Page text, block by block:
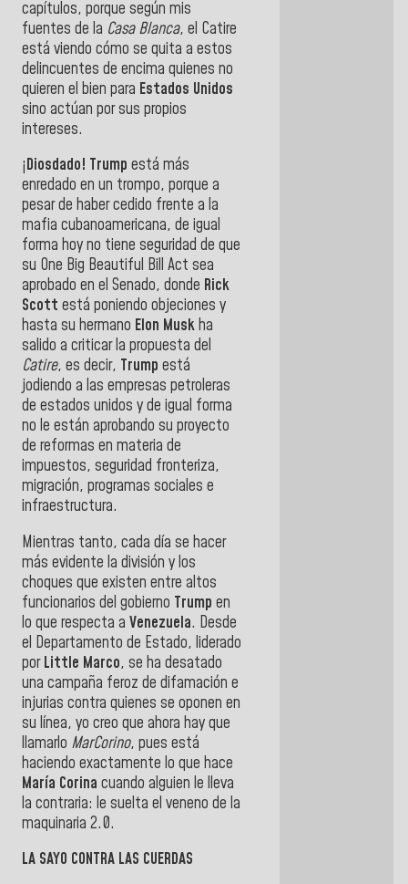
capítulos, porque según mis
fuentes de la Casa Blanca, el Catire
está viendo cómo se quita a estos
delincuentes de encima quienes no
quieren el bien para Estados Unidos
sino actúan por sus propios
intereses.
¡Diosdado! Trump está más
enredado en un trompo, porque a
pesar de haber cedido frente a la
mafia cubanoamericana, de igual
forma hoy no tiene seguridad de que
su One Big Beautiful Bill Act sea
aprobado en el Senado, donde Rick
Scott está poniendo objeciones y
hasta su hermano Elon Muskha
salido a criticar la propuesta del
Catire, es decir, Trump está
jodiendo a las empresas petroleras
de estados unidos y de igual forma
no le están aprobando su proyecto
de reformas en materia de
impuestos, seguridad fronteriza,
migración, programas sociales e
infraestructura.
Mientras tanto, cada día se hacer
más evidente la división y los
choques que existen entre altos
funcionarios del gobierno Trump en
lo que respecta a Venezuela. Desde
el Departamento de Estado, liderado
porLittle Marco, se ha desatado
una campaña feroz de difamación e
injurias contra quienes se oponen en
su línea, yo creo que ahora hay que
llamarlo MarCorino, pues está
haciendo exactamente lo que hace
María Corina cuando alguien le lleva
la contraria: le suelta el veneno de la
maquinaria 2.0.
LA SAYO CONTRA LAS CUERDAS